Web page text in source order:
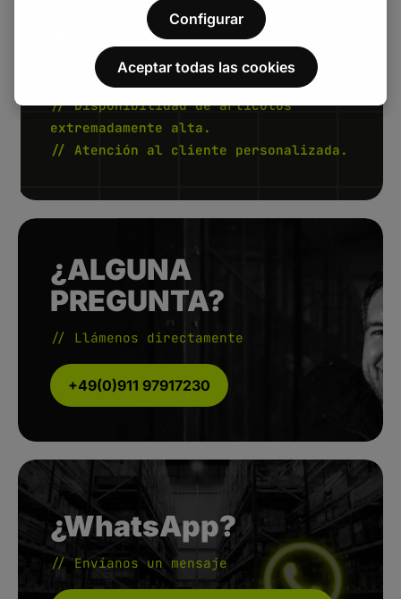
// Plazos de entrega cortos.
// Disponibilidad de artículos
extremadamente alta.
// Atención al cliente personalizada.
¿ALGUNA
PREGUNTA?
// Llámenos directamente
+49(0)911 97917230
¿WhatsApp?
// Envíanos un mensaje
Configurar
Aceptar todas las cookies